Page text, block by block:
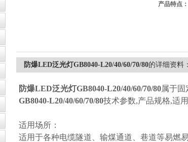
产品特点：
防爆LED泛光灯GB8040-L20/40/60/70/80的详细资料：
防爆LED泛光灯GB8040-L20/40/60/70/80属于
GB8040-L20/40/60/70/80技术参数,产品规格,适
适用场所：
适用于各种电缆隧道、输煤通道、巷道等易燃